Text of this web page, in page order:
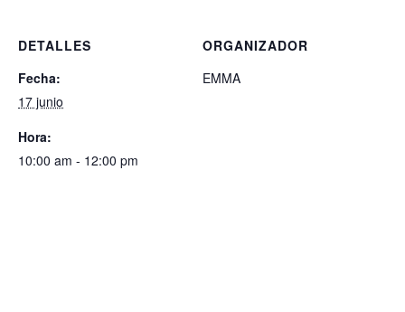
DETALLES
Fecha:
17 junio
Hora:
10:00 am - 12:00 pm
ORGANIZADOR
EMMA